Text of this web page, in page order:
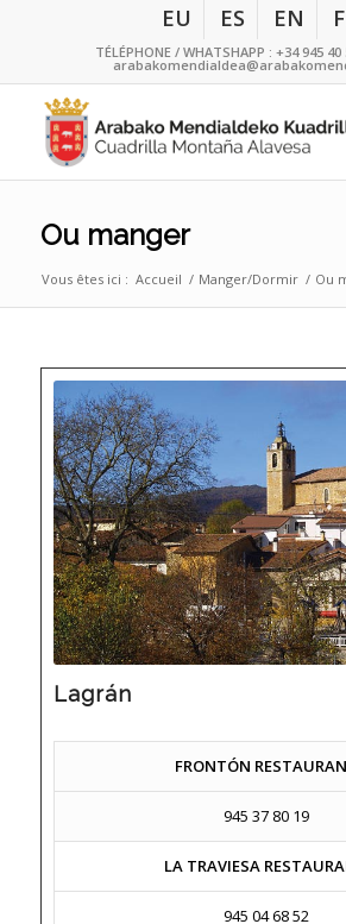
EU ES EN
TÉLÉPHONE / WHATSHAPP : +34 945 40
Ou manger
Vous êtes ici : Accueil / Manger/Dormir / Ou
Lagrán
FRONTÓN
945 37 80 19
LA TRAVIESA
945 04 68 52